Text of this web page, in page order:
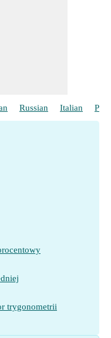
Russian Italian
trygonometrii